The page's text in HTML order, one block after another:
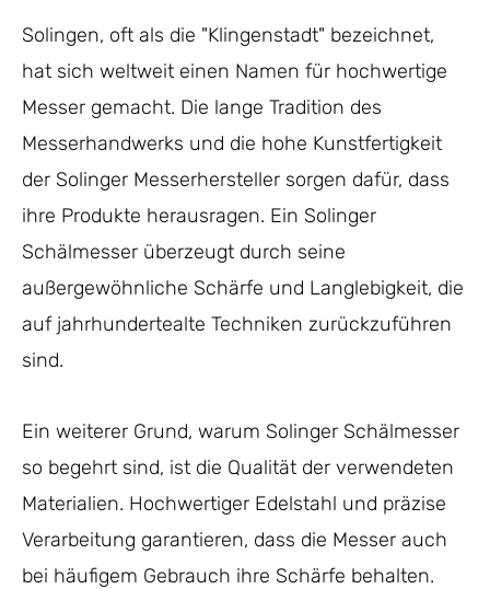
Solingen, oft als die "Klingenstadt" bezeichnet,
hat sich weltweit einen Namen für hochwertige
Messer gemacht. Die lange Tradition des
Messerhandwerks und die hohe Kunstfertigkeit
der Solinger Messerhersteller sorgen dafür, dass
ihre Produkte herausragen. Ein Solinger
Schälmesser überzeugt durch seine
außergewöhnliche Schärfe und Langlebigkeit, die
auf jahrhundertealte Techniken zurückzuführen
sind.
Ein weiterer Grund, warum Solinger Schälmesser
so begehrt sind, ist die Qualität der verwendeten
Materialien. Hochwertiger Edelstahl und präzise
Verarbeitung garantieren, dass die Messer auch
bei häufigem Gebrauch ihre Schärfe behalten.